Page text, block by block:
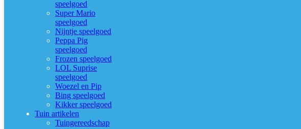
speelgoed
Super Mario
speelgoed
Nijntje speelgoed
Peppa Pig
speelgoed
Frozen speelgoed
LOL Suprise
speelgoed
Woezel en Pip
Bing speelgoed
Kikker speelgoed
Tuin artikelen
Tuingereedschap